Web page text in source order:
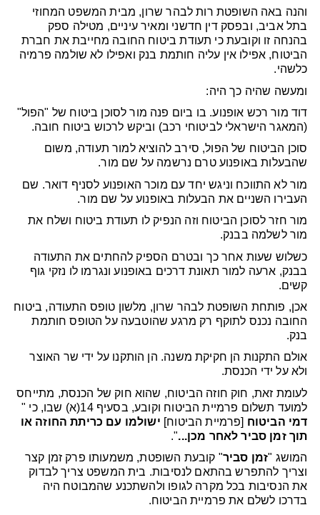
והנה באה השופטת רות לבהר שרון, מבית המשפט המחוזי
בתל אביב, ובפסק דין חדשני ומאיר עיניים, מטילה ספק
בהנחה זו וקובעת כי תעודת ביטוח החובה מחייבת את חברת
הביטוח, אפילו אין עליה חותמת בנק ואפילו לא שולמה פרמיה
כלשהי.
ומעשה שהיה כך היה:
דוד מור רכש אופנוע. בו ביום פנה מור לסוכן ביטוח של "הפול"
(המאגר הישראלי לביטוחי רכב) וביקש לרכוש ביטוח חובה.
סוכן הביטוח של הפול, סירב להוציא למור תעודה, משום
שהבעלות באופנוע טרם נרשמה על שם מור.
מור לא התווכח וניגש יחד עם מוכר האופנוע לסניף דואר. שם
העבירו השניים את הבעלות באופנוע על שם מור.
מור חזר לסוכן הביטוח וזה הנפיק לו תעודת ביטוח ושלח את
מור לשלמה בבנק.
כשלוש שעות אחר כך ובטרם הספיק להחתים את התעודה
בבנק, ארעה למור תאונת דרכים באופנוע ונגרמו לו נזקי גוף
קשים.
אכן, פותחת השופטת לבהר שרון, מלשון טופס התעודה, ביטוח
החובה נכנס לתוקף רק מרגע שהוטבעה על הטופס חותמת
בנק.
אולם התקנות הן חקיקת משנה. הן הותקנו על ידי שר האוצר
ולא על ידי הכנסת.
לעומת זאת, חוק חוזה הביטוח, שהוא חוק של הכנסת, מתייחס
למועד תשלום פרמיית הביטוח וקובע, בסעיף 14(א) שבו, כי "
דמי הביטוח [פרמיית הביטוח] ישולמו עם כריתת החוזה או
תוך זמן סביר לאחר מכן...".
המושג "זמן סביר" קובעת השופטת, משמעותו פרק זמן קצר
וצריך להתפרש בהתאם לנסיבות. בית המשפט צריך לבדוק
את הנסיבות בכל מקרה לגופו ולהשתכנע שהמבוטח היה
בדרכו לשלם את פרמיית הביטוח.